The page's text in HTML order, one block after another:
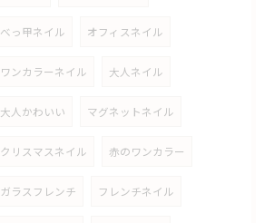
べっ甲ネイル オフィスネイル
ワンカラーネイル 大人ネイル
大人かわいい マグネットネイル
クリスマスネイル 赤のワンカラー
ガラスフレンチ フレンチネイル